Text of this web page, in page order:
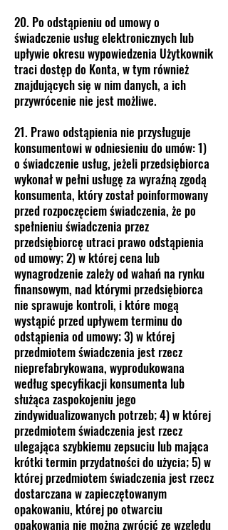
20. Po odstąpieniu od umowy o
świadczenie usług elektronicznych lub
upływie okresu wypowiedzenia Użytkownik
traci dostęp do Konta, w tym również
znajdujących się w nim danych, a ich
przywrócenie nie jest możliwe.
21. Prawo odstąpienia nie przysługuje
konsumentowi w odniesieniu do umów: 1)
o świadczenie usług, jeżeli przedsiębiorca
wykonał w pełni usługę za wyraźną zgodą
konsumenta, który został poinformowany
przed rozpoczęciem świadczenia, że po
spełnieniu świadczenia przez
przedsiębiorcę utraci prawo odstąpienia
od umowy; 2) w której cena lub
wynagrodzenie zależy od wahań na rynku
finansowym, nad którymi przedsiębiorca
nie sprawuje kontroli, i które mogą
wystąpić przed upływem terminu do
odstąpienia od umowy; 3) w której
przedmiotem świadczenia jest rzecz
nieprefabrykowana, wyprodukowana
według specyfikacji konsumenta lub
służąca zaspokojeniu jego
zindywidualizowanych potrzeb; 4) w której
przedmiotem świadczenia jest rzecz
ulegająca szybkiemu zepsuciu lub mająca
krótki termin przydatności do użycia; 5) w
której przedmiotem świadczenia jest rzecz
dostarczana w zapieczętowanym
opakowaniu, której po otwarciu
opakowania nie można zwrócić ze względu